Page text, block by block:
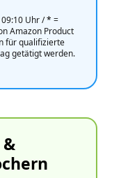
09:10 Uhr /* =
Amazon Product
für qualifizierte
getätigt werden.